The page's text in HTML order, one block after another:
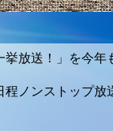
放送！」を今年
ノンストップ放